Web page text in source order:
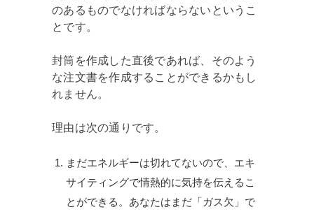
のあるものでなければならないというこ
とです。
封筒を作成した直後であれば、そのよう
な注文書を作成することができるかもし
れません。
理由は次の通りです。
まだエネルギーは切れてないので、エキ
サイティングで情熱的に気持を伝えるこ
とができる。あなたはまだ「ガス欠」で